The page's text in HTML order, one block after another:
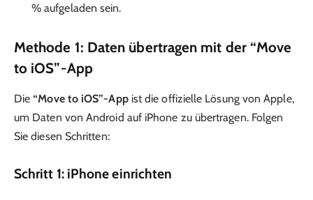
% aufgeladen sein.
Methode 1: Daten übertragen mit der “Move
to iOS”-App
Die“Move to iOS”-Appist die offizielle Lösung von Apple,
um Daten von Android auf iPhone zu übertragen. Folgen
Sie diesen Schritten:
Schritt 1: iPhone einrichten